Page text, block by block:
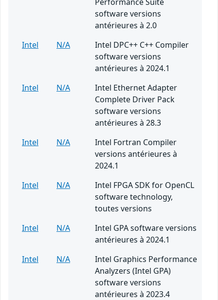
software versions
antérieures à 2.0
Intel
N/A
Intel DPC++ C++ Compiler
software versions
antérieures à 2024.1
Intel
N/A
Intel Ethernet Adapter
Complete Driver Pack
software versions
antérieures à 28.3
Intel
N/A
Intel Fortran Compiler
versions antérieures à
2024.1
Intel
N/A
Intel FPGA SDK for OpenCL
software technology,
toutes versions
Intel
N/A
Intel GPA software versions
antérieures à 2024.1
Intel
N/A
Intel Graphics Performance
Analyzers (Intel GPA)
software versions
antérieures à 2023.4